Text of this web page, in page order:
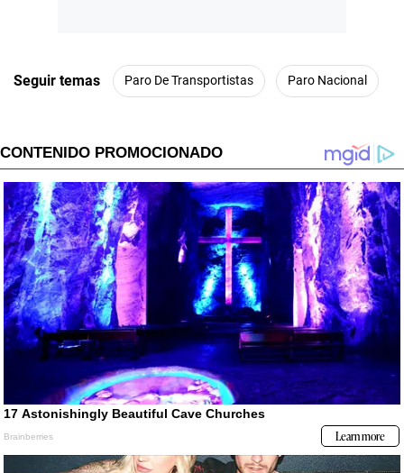
Seguir temas Paro De Transportistas Paro Nacional